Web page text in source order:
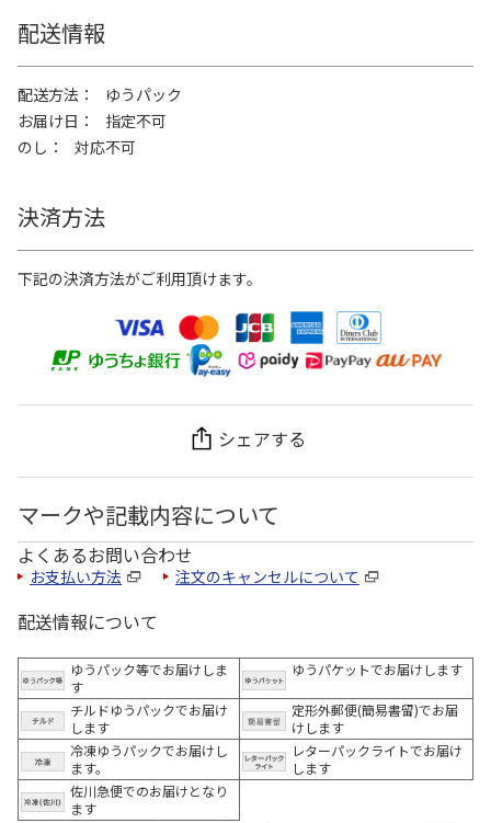
配送情報
配送方法
ゆうパック
お届け日
指定不可
のし
対応不可
決済方法
下記の決済方法がご利用頂けます。
シェアする
マークや記載内容について
よくあるお問い合わせ
お支払い方法 注文のキャンセルについて
配送情報について
ゆうパック等でお届けしま
す
ゆうパケットでお届けします
チルドゆうパックでお届け
します
定形外郵便(簡易書留)でお届
けします
冷凍ゆうパックでお届けし
ます。
レターパックライトでお届け
します
佐川急便でのお届けとなり
ます